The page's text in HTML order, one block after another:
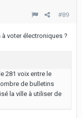
#89
voter électroniques ?
281 voix entre le
de bulletins
la ville à utiliser de